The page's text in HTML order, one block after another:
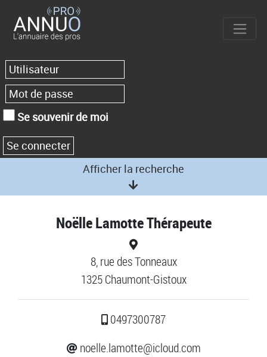
Se souvenir de moi
Afficher la recherche
Noëlle Lamotte Thérapeute
8, rue des Tonneaux
1325 Chaumont-Gistoux
0497300787
noelle.lamotte@icloud.com